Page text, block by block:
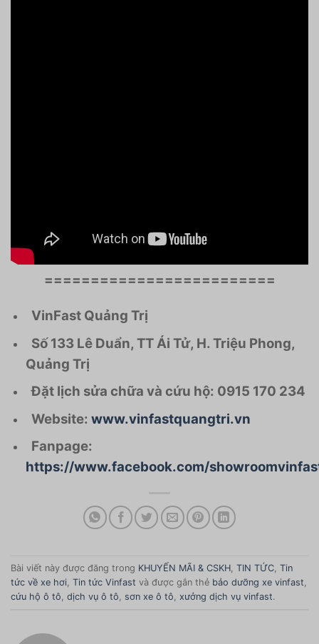
=========================
VinFast Quảng Trị
Số 133 Lê Duẩn, TT Ái Tử, H. Triệu Phong,
Quảng Trị
Đặt lịch sửa chữa và cứu hộ: 0915 170 234
Website: www.vinfastquangtri.vn
Fanpage:
https://www.facebook.com/
Bài viết này được đăng trong KHUYẾN MÃI & CSKH TIN TỨC Tin
tức về xe hơi Tin tức Vinfast và được gắn thẻ bảo dưỡng xe vinfast
cứu hộ ô tô dịch vụ ô tô sơn xe ô tô xưởng dịch vụ vinfast.